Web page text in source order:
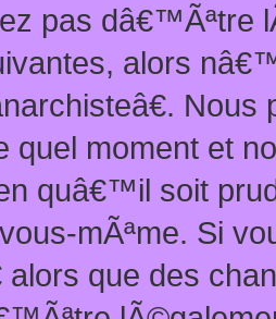
pas dâ€™Ãªtre
alors
moment et
quâ€™il soit
mÃªme. Si
alors que des